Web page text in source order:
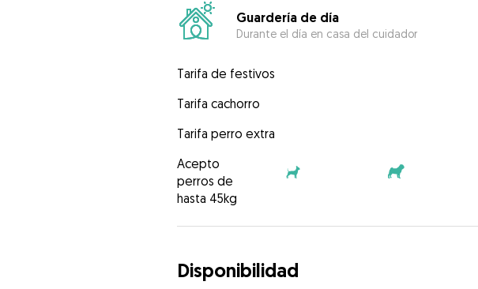
Guardería de día
Durante el día en casa del cuidador
Tarifa de festivos
Tarifa cachorro
Tarifa perro extra
Acepto
perros de
hasta 45kg
Disponibilidad